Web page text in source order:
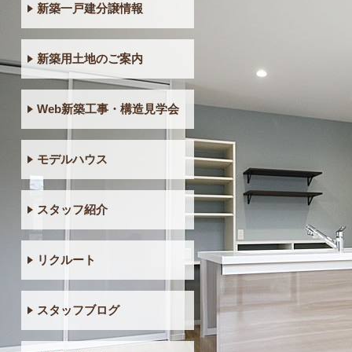
新築一戸建分譲情報
新築用土地のご案内
Web新築工事・構造見学会
モデルハウス
スタッフ紹介
リクルート
スタッフブログ